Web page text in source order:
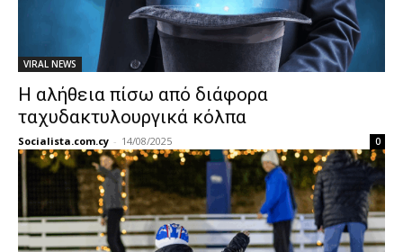
VIRAL NEWS
Η αλήθεια πίσω από διάφορα
ταχυδακτυλουργικά κόλπα
Socialista.com.cy - 14/08/2025 0